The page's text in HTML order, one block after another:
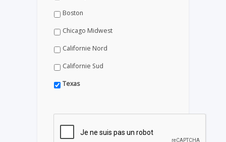
Boston
Chicago Midwest
Californie Nord
Californie Sud
Texas